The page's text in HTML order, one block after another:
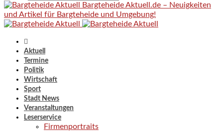
Bargteheide Aktuell.de – Neuigkeiten
und Artikel für Bargteheide und Umgebung!
Aktuell
Termine
Politik
Wirtschaft
Sport
Stadt News
Veranstaltungen
Leserservice
Firmenportraits